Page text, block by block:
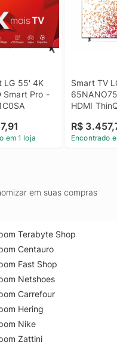
LG 55' 4K
Smart Pro -
em 1 loja
Smart TV
HDMI
R$
Encontrado
em suas compras
Terabyte Shop
Centauro
Fast Shop
Netshoes
Carrefour
Hering
Nike
Zattini